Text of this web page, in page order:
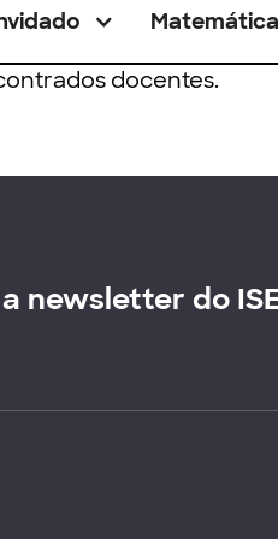
Matemática
docentes.
newsletter do